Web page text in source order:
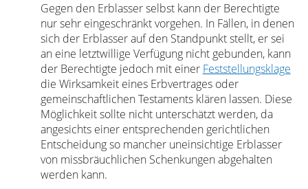
Gegen den Erblasser selbst kann der Berechtigte
nur sehr eingeschränkt vorgehen. In Fällen, in denen
sich der Erblasser auf den Standpunkt stellt, er sei
an eine letztwillige Verfügung nicht gebunden, kann
der Berechtigte jedoch mit einer Feststellungsklage
die Wirksamkeit eines Erbvertrages oder
gemeinschaftlichen Testaments klären lassen. Diese
Möglichkeit sollte nicht unterschätzt werden, da
angesichts einer entsprechenden gerichtlichen
Entscheidung so mancher uneinsichtige Erblasser
von missbräuchlichen Schenkungen abgehalten
werden kann.